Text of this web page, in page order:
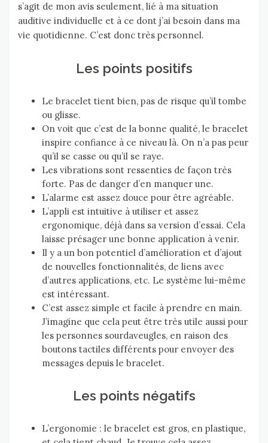
s’agit de mon avis seulement, lié à ma situation
auditive individuelle et à ce dont j’ai besoin dans ma
vie quotidienne. C’est donc très personnel.
Les points positifs
Le bracelet tient bien, pas de risque qu’il tombe
ou glisse.
On voit que c’est de la bonne qualité, le bracelet
inspire confiance à ce niveau là. On n’a pas peur
qu’il se casse ou qu’il se raye.
Les vibrations sont ressenties de façon très
forte. Pas de danger d’en manquer une.
L’alarme est assez douce pour être agréable.
L’appli est intuitive à utiliser et assez
ergonomique, déjà dans sa version d’essai. Cela
laisse présager une bonne application à venir.
Il y a un bon potentiel d’amélioration et d’ajout
de nouvelles fonctionnalités, de liens avec
d’autres applications, etc. Le système lui-même
est intéressant.
C’est assez simple et facile à prendre en main.
J’imagine que cela peut être très utile aussi pour
les personnes sourdaveugles, en raison des
boutons tactiles différents pour envoyer des
messages depuis le bracelet.
Les points négatifs
L’ergonomie : le bracelet est gros, en plastique,